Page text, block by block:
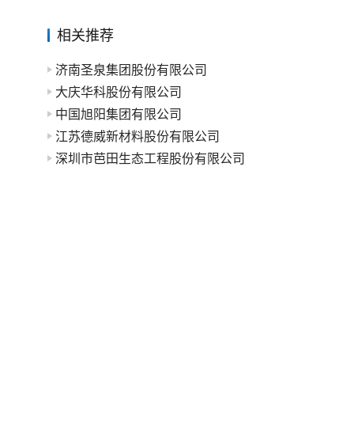
相关推荐
济南圣泉集团股份有限公司
大庆华科股份有限公司
中国旭阳集团有限公司
江苏德威新材料股份有限公司
深圳市芭田生态工程股份有限公司